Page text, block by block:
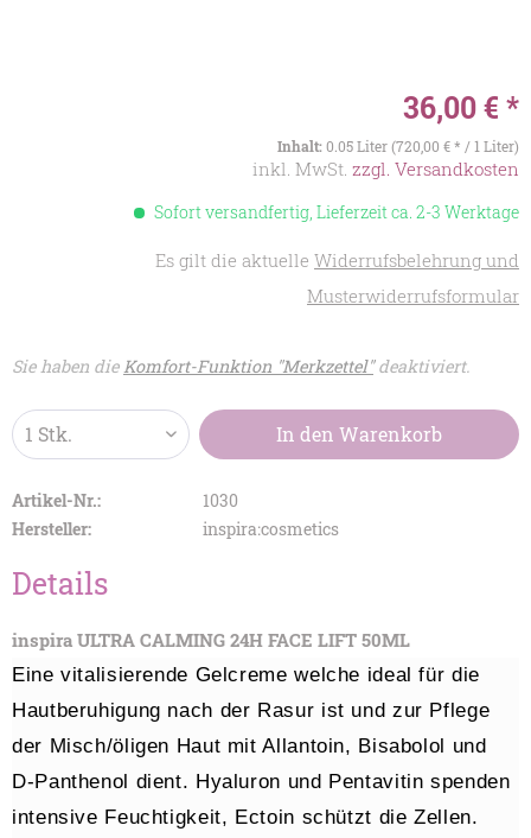
36,00 € *
Inhalt:0.05 Liter (720,00 € * / 1 Liter)
inkl. MwSt. zzgl. Versandkosten
Sofort versandfertig, Lieferzeit ca. 2-3 Werktage
Es gilt die aktuelle Widerrufsbelehrung und
Musterwiderrufsformular
Sie haben dieKomfort-Funktion "Merkzettel"deaktiviert.
In den Warenkorb
Artikel-Nr.:
1030
Hersteller:
inspira:cosmetics
Details
inspira ULTRA CALMING 24H FACE LIFT 50ML
Eine vitalisierende Gelcreme welche ideal für die
Hautberuhigung nach der Rasur ist und zur Pflege
der Misch/öligen Haut mit Allantoin, Bisabolol und
D-Panthenol dient. Hyaluron und Pentavitin spenden
intensive Feuchtigkeit, Ectoin schützt die Zellen.